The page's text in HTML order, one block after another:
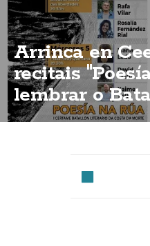
Arrinca en
recitais
lembrar o